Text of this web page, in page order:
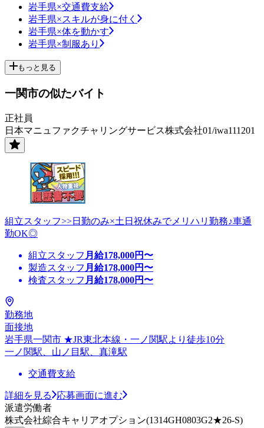
岩手県×交通費支給
岩手県×スキルが身に付く
岩手県×体を動かす
岩手県×制服あり
もっと見る
一関市の似たバイト
正社員
日本マニュファクチャリングサービス株式会社01/iwa111201
組立スタッフ>>日勤のみ×土日祝休みでメリハリ勤務♪車通
勤OK◎
組立スタッフ 月給178,000円〜
製造スタッフ 月給178,000円〜
検査スタッフ 月給178,000円〜
勤務地
面接地
岩手県一関市 ★JR東北本線・一ノ関駅より徒歩10分
一ノ関駅、山ノ目駅、真滝駅
交通費支給
詳細を見る
応募画面に進む
派遣労働者
株式会社綜合キャリアオプション(1314GH0803G2★26-S)